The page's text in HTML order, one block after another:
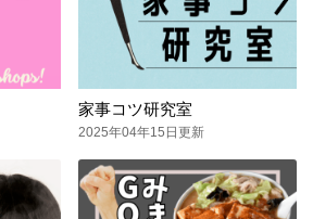
家事コツ研究室
2025年04年15日更新